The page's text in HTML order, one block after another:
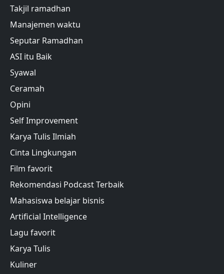
Takjil ramadhan
Manajemen waktu
Seputar Ramadhan
ASI itu Baik
Syawal
Ceramah
Opini
Self Improvement
Karya Tulis Ilmiah
Cinta Lingkungan
Film favorit
Rekomendasi Podcast Terbaik
Mahasiswa belajar bisnis
Artificial Intelligence
Lagu favorit
Karya Tulis
Kuliner